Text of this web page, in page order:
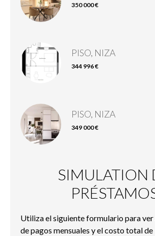
350 000 €
PISO, NIZA
344 996 €
PISO, NIZA
349 000 €
SIMULATION
Utiliza el siguiente formulario para ver
de pagos mensuales y el costo total